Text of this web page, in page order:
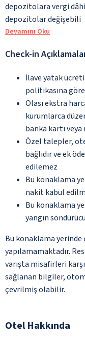
depozitolara vergi
depozitolar değişebili
Devamını Oku
Check-in
İlave yatak
politikasına
Olası ekstra
kurumlarca
banka kartı
Özel talepler,
bağlıdır ve ek
edilemez
Bu konaklama
nakit kabul
Bu konaklama
yangın
Bu konaklama yerinde
yapılamamaktadır.
varışta misafirleri
sağlanan bilgiler,
çevrilmiş olabilir.
Otel Hakkında